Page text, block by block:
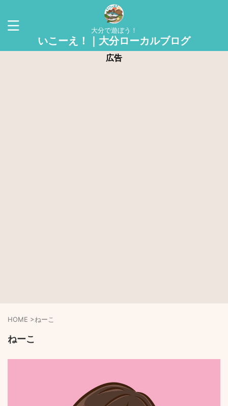
大分で遊ぼう！
いこーえ！｜大分ローカルブログ
広告
HOME >ねーこ
ねーこ